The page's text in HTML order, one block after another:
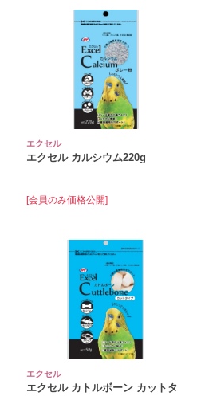
エクセル
エクセル カルシウム220g
[会員のみ価格公開]
エクセル
エクセル カトルボーン カットタ